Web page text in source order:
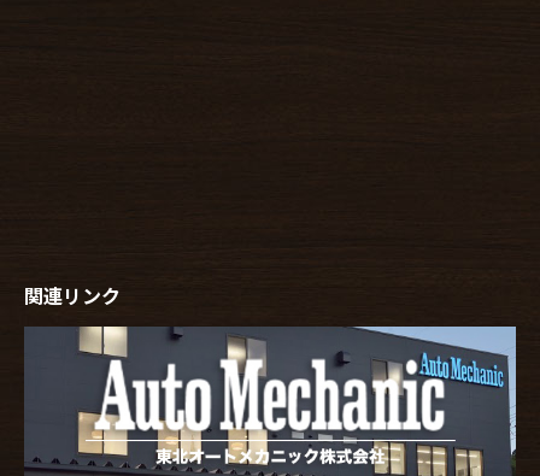
関連リンク